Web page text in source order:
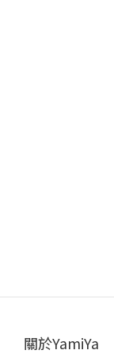
關於YamiYa